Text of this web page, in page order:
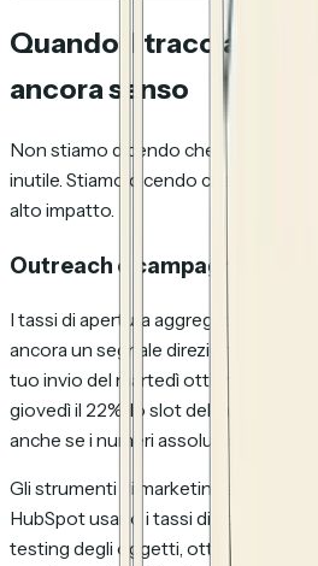
Quando il
ancora senso
Non stiamo dicendo che il
inutile. Stiamo dicendo che è inutile
alto impatto.
Outreach è campagne di
I tassi di apertura aggregati su
ancora un segnale direzionale utile,
tuo invio del martedì ottiene il 34%
giovedì il 22%, lo slot del martedì è
anche se i numeri assoluti sono
Gli strumenti di marketing
HubSpot usano i tassi di apertura a
testing degli oggetti, ottimizzazione